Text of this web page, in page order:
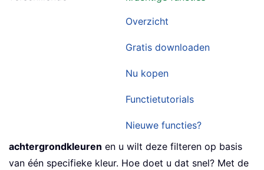
Overzicht
Gratis downloaden
Nu kopen
Functietutorials
Nieuwe functies?
achtergrondkleuren en u wilt deze filteren op basis
van één specifieke kleur. Hoe doet u dat snel? Met de